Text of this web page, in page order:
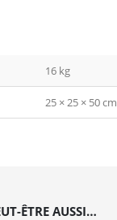
16 kg
25 × 25 × 50 cm
ÊTRE AUSSI…